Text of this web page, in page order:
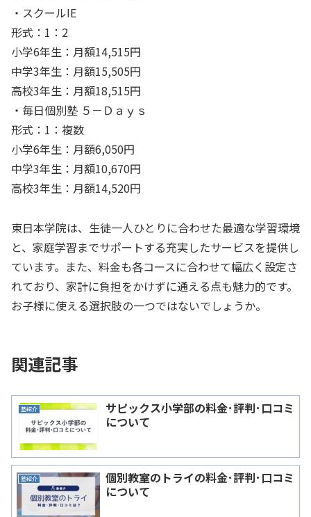
・スクールIE
形式：1：2
小学6年生：月額14,515円
中学3年生：月額15,505円
高校3年生：月額18,515円
・毎日個別塾 ５－Ｄａｙｓ
形式：1：複数
小学6年生：月額6,050円
中学3年生：月額10,670円
高校3年生：月額14,520円
東日本学院は、生徒一人ひとりに合わせた最適な学習環境
と、家庭学習までサポートする充実したサービスを提供し
ています。また、料金も各コースに合わせて幅広く設定さ
れており、家計に負担をかけずに通える点も魅力的です。
お子様に使える選択肢の一つではないでしょうか。
関連記事
塾紹介
サピックス小学部の料金･評判･口コミ
について
塾紹介
個別教室のトライの料金･評判･口コミ
について